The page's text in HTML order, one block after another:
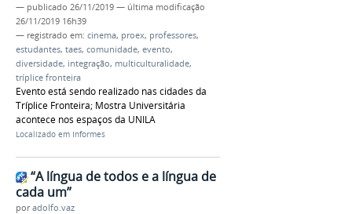
— publicado 26/11/2019 — última modificação
26/11/2019 16h39
— registrado em: cinema, proex, professores,
estudantes, taes, comunidade, evento,
diversidade, integração, multiculturalidade,
tríplice fronteira
Evento está sendo realizado nas cidades da
Tríplice Fronteira; Mostra Universitária
acontece nos espaços da UNILA
Localizado em Informes
“A língua de todos e a língua de
cada um”
poradolfo.vaz